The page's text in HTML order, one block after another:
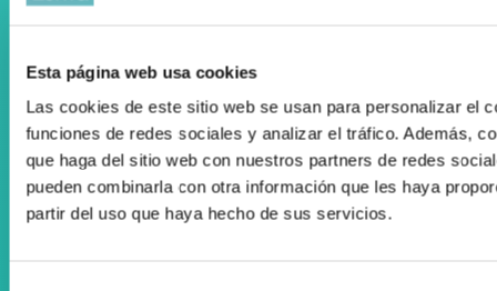
Esta página web usa cookies
Las cookies de este sitio web se usan para personalizar el
funciones de redes sociales y analizar el tráfico. Además,
que haga del sitio web con nuestros partners de redes
pueden combinarla con otra información que les haya
partir del uso que haya hecho de sus servicios.
Registro Publicidad Sanitaria: 93/19
Condiciones de Uso
Política de cookies
Desarrollado por Triplevdoble